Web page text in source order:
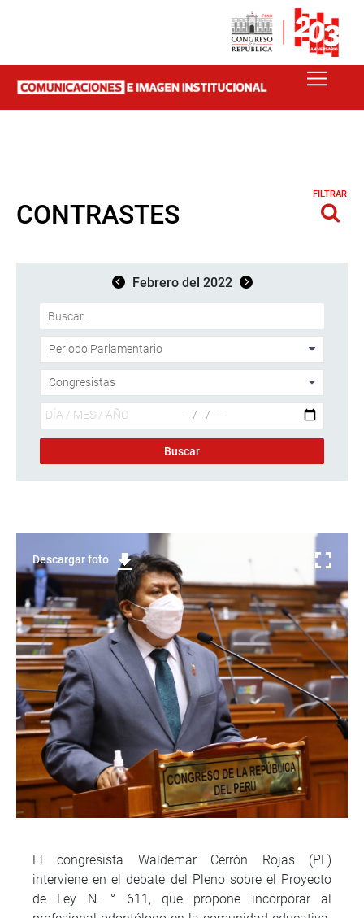
CONTRASTES
FILTRAR
Febrero del 2022
Descargar foto
El congresista Waldemar Cerrón Rojas (PL)
interviene en el debate del Pleno sobre el Proyecto
de Ley N. ° 611, que propone incorporar al